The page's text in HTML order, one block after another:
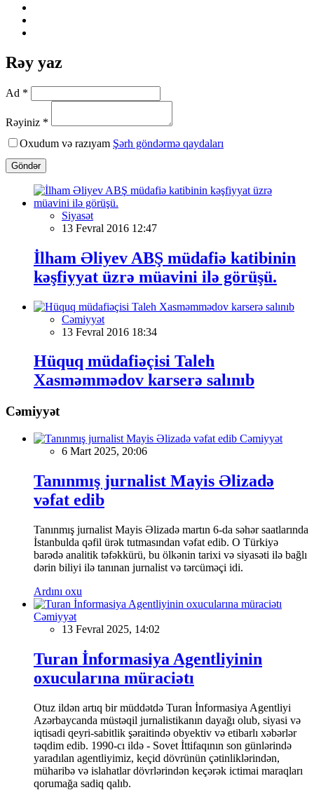
Rəy yaz
Ad *
Rəyiniz *
Oxudum və razıyam Şərh göndərmə qaydaları
Göndər
Siyasət
13 Fevral 2016 12:47
İlham Əliyev ABŞ müdafiə katibinin
kəşfiyyat üzrə müavini ilə görüşü.
Cəmiyyət
13 Fevral 2016 18:34
Hüquq müdafiəçisi Taleh
Xasməmmədov karserə salınıb
Cəmiyyət
Cəmiyyət
6 Mart 2025, 20:06
Tanınmış jurnalist Mayis Əlizadə
vəfat edib
Tanınmış jurnalist Mayis Əlizadə martın 6-da səhər saatlarında
İstanbulda qəfil ürək tutmasından vəfat edib. O Türkiyə
barədə analitik təfəkkürü, bu ölkənin tarixi və siyasəti ilə bağlı
dərin biliyi ilə tanınan jurnalist və tərcüməçi idi.
Ardını oxu
Cəmiyyət
13 Fevral 2025, 14:02
Turan İnformasiya Agentliyinin
oxucularına müraciətı
Otuz ildən artıq bir müddətdə Turan İnformasiya Agentliyi
Azərbaycanda müstəqil jurnalistikanın dayağı olub, siyasi və
iqtisadi qeyri-sabitlik şəraitində obyektiv və etibarlı xəbərlər
təqdim edib. 1990-cı ildə - Sovet İttifaqının son günlərində
yaradılan agentliyimiz, keçid dövrünün çətinliklərindən,
müharibə və islahatlar dövrlərindən keçərək ictimai maraqları
qorumağa sadiq qalıb.